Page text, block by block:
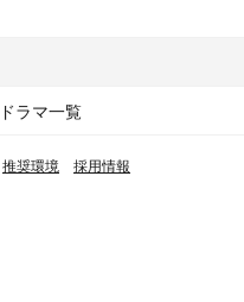
ドラマ一覧
推奨環境 採用情報